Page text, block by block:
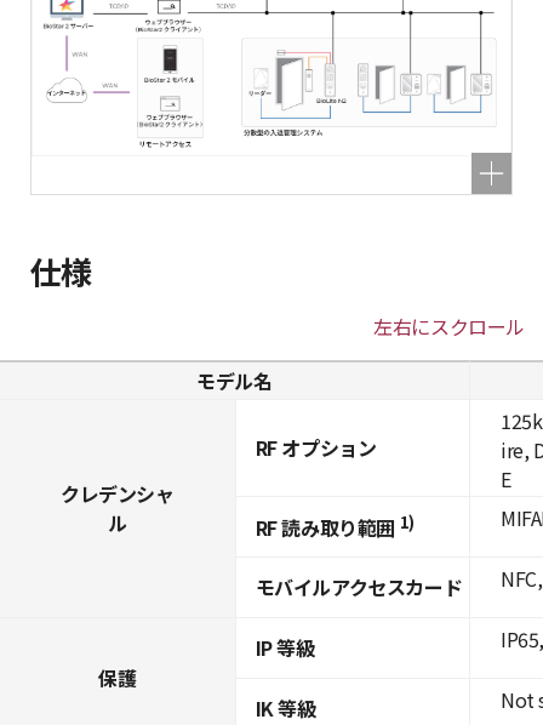
仕様
左右にスクロール
モデル名
クレデンシャ
ル
RF オプション
RF 読み取り範囲 1)
モバイルアクセスカード
保護
IP 等級
IK 等級
ire,
E
Not